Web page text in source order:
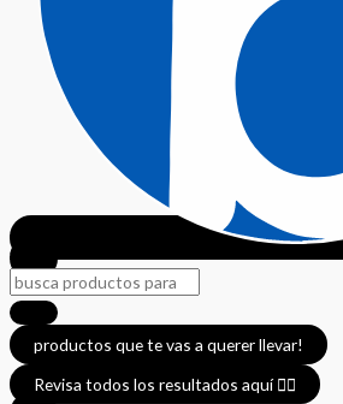
productos que te vas a querer llevar!
Revisa todos los resultados aquí 👈🏼